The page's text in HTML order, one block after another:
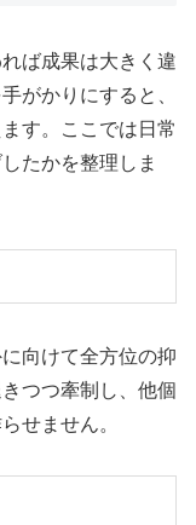
ば成果は大きく違
がかりにすると、
す。ここでは日常
たかを整理しま
向けて全方位の抑
つつ牽制し、他個
せません。